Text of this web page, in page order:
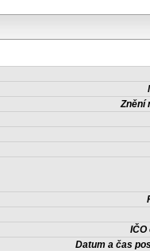
Znění
IČO
Datum a čas